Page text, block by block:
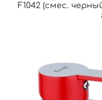
F1042 (смес.